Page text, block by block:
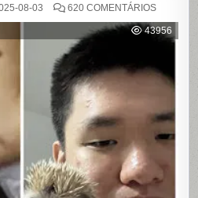
08-03 620 COMENTÁRIOSEM
WEB:
ÚLTIMA
43956